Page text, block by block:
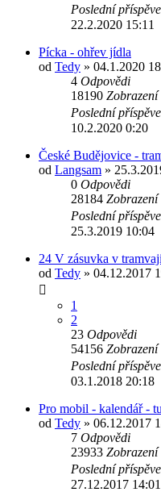
Poslední
22.2.2020 15:11
Pícka - ohřev jídla
od Tedy » 04.1.2020
4 Odpovědi
18190 Zobrazení
Poslední
10.2.2020 0:20
České Budějovice -
od Langsam »
0 Odpovědi
28184 Zobrazení
Poslední
25.3.2019 10:04
24 V zásuvka v
od Tedy » 04.12.2017
1
2
23 Odpovědi
54156 Zobrazení
Poslední
03.1.2018 20:18
Pro mobil - kalendář -
od Tedy » 06.12.2017
7 Odpovědi
23933 Zobrazení
Poslední
27.12.2017 14:01